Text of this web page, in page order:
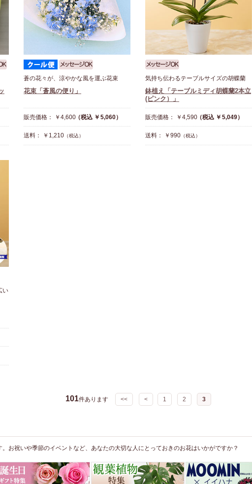
蒼の花々が、涼やかな風を運ぶ花束
花束「蒼風の便り」
販売価格： ￥4,600（税込 ￥5,060）
送料： ￥1,210 （税込）
気持ち伝わるテーブルサイズの胡蝶蘭
鉢植え「テーブルミディ胡蝶蘭2本立
(ピンク）」
販売価格： ￥4,590（税込 ￥5,049）
送料： ￥990 （税込）
い
101件あります << < 1 2 3
お祝いや季節のイベントなど、あなたの大切な人にとっておきのお花はいかがですか？